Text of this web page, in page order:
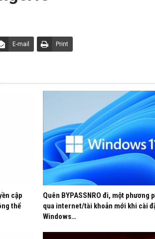
E-mail Print
cập
thể
Quên BYPASSNRO đi, một phương
qua internet/tài khoản mới khi cài
Windows…
Service Pack Service Pack